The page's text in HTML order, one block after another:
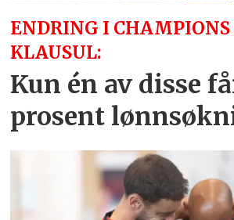
ENDRING I
KLAUSUL:
Kun én av disse
prosent